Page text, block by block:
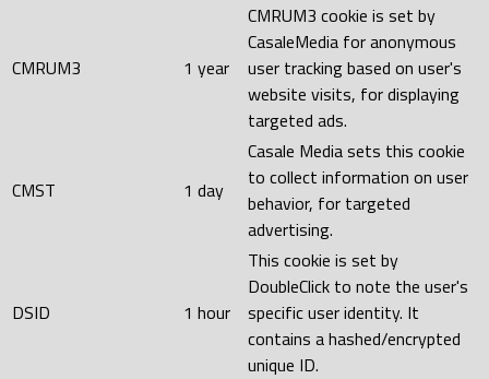
CMRUM3 1 year
CMRUM3 cookie is set by
CasaleMedia for anonymous
user tracking based on user's
website visits, for displaying
targeted ads.
CMST 1 day
Casale Media sets this cookie
to collect information on user
behavior, for targeted
advertising.
DSID 1 hour
This cookie is set by
DoubleClick to note the user's
specific user identity. It
contains a hashed/encrypted
unique ID.